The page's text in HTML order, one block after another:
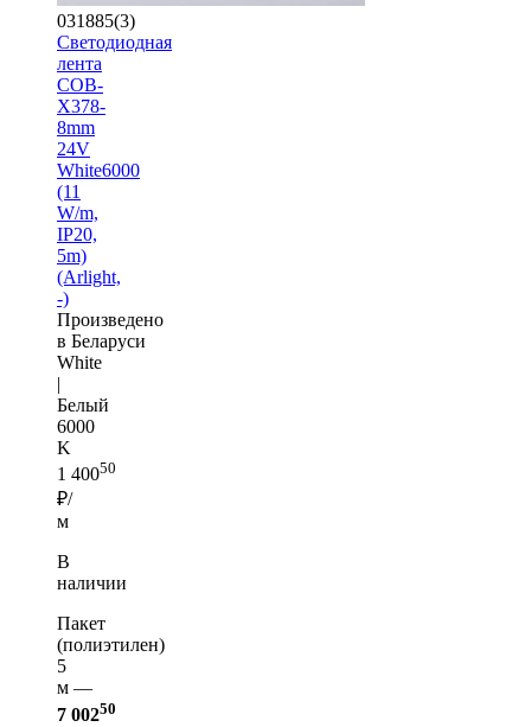
031885(3)
Светодиодная
лента
COB-
X378-
8mm
24V
White6000
(11
W/m,
IP20,
5m)
(Arlight,
-)
Произведено
в Беларуси
White
|
Белый
6000
K
1 40050
₽/
м
В
наличии
Пакет
(полиэтилен)
5
м —
7 00250